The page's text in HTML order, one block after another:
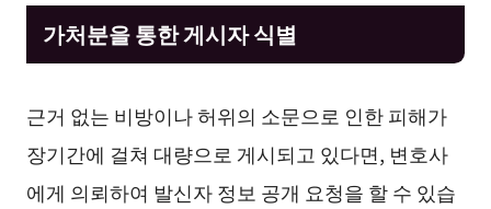
가처분을 통한 게시자 식별
근거 없는 비방이나 허위의 소문으로 인한 피해가
장기간에 걸쳐 대량으로 게시되고 있다면, 변호사
에게 의뢰하여 발신자 정보 공개 요청을 할 수 있습